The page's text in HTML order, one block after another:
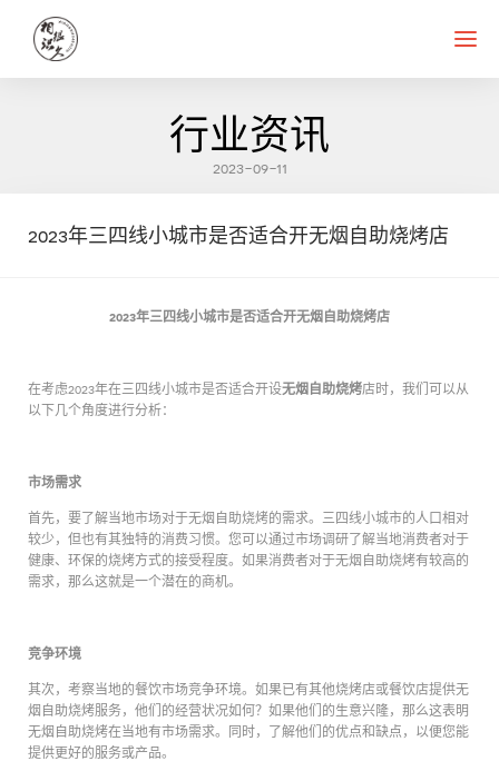
首页
关于我们
相识很久菜品
品牌加盟
成功案例
新闻中心
联系我们
行业资讯
2023-09-11
2023年三四线小城市是否适合开无烟自助烧烤店
2023年三四线小城市是否适合开无烟自助烧烤店
在考虑2023年在三四线小城市是否适合开设无烟自助烧烤店时，我们可以从
以下几个角度进行分析：
市场需求
首先，要了解当地市场对于无烟自助烧烤的需求。三四线小城市的人口相对
较少，但也有其独特的消费习惯。您可以通过市场调研了解当地消费者对于
健康、环保的烧烤方式的接受程度。如果消费者对于无烟自助烧烤有较高的
需求，那么这就是一个潜在的商机。
竞争环境
其次，考察当地的餐饮市场竞争环境。如果已有其他烧烤店或餐饮店提供无
烟自助烧烤服务，他们的经营状况如何？如果他们的生意兴隆，那么这表明
无烟自助烧烤在当地有市场需求。同时，了解他们的优点和缺点，以便您能
提供更好的服务或产品。